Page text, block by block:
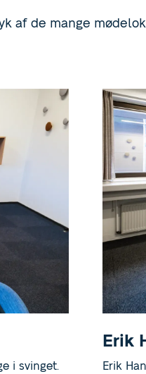
af de mange
i svinget.
Erik
Erik